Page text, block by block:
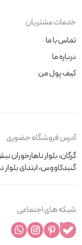
خدمات مشتریان
تماس با ما
درباره ما
کیف پول من
آدرس فروشگاه حضوری
گرگان، بلوار ناهارخوران
گنبدکاووس، ابتدای بلوار
شبکه های اجتماعی